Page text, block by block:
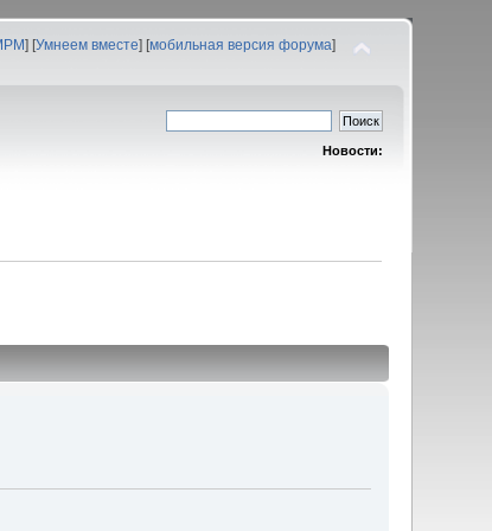
] [Умнеем вместе] [мобильная версия форума]
Новости: